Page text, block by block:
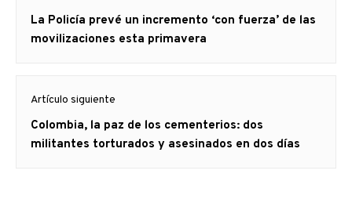
entradas
Artículo
anterior
La Policía prevé un incremento ‘con fuerza’ de las
movilizaciones esta primavera
Artículo siguiente
Artículo
siguiente:
Colombia, la paz de los cementerios: dos
militantes torturados y asesinados en dos días